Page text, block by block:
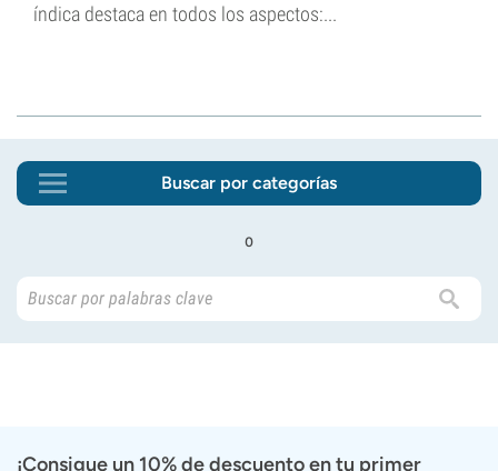
índica destaca en todos los aspectos:...
Buscar por categorías
o
¡Consigue un 10% de descuento en tu primer